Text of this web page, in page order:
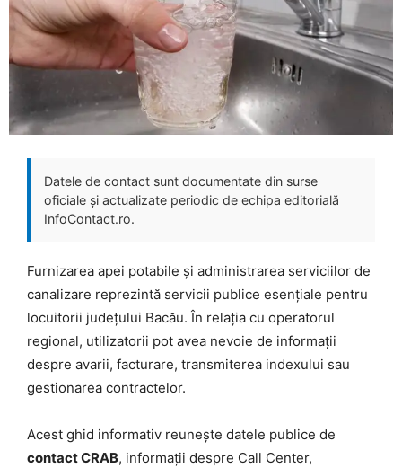
Datele de contact sunt documentate din surse
oficiale și actualizate periodic de echipa editorială
InfoContact.ro.
Furnizarea apei potabile și administrarea serviciilor de
canalizare reprezintă servicii publice esențiale pentru
locuitorii județului Bacău. În relația cu operatorul
regional, utilizatorii pot avea nevoie de informații
despre avarii, facturare, transmiterea indexului sau
gestionarea contractelor.
Acest ghid informativ reunește datele publice de
contact CRAB, informații despre Call Center,